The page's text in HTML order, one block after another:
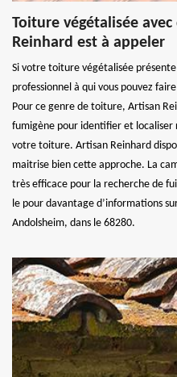
Toiture végétalisée
Reinhard est à appeler
Si votre toiture végétalisée
professionnel à qui vous pouvez
Pour ce genre de toiture, Artisan
fumigène pour identifier et localiser
votre toiture. Artisan Reinhard
maitrise bien cette approche. La
très efficace pour la recherche de
le pour davantage d’informations
Andolsheim, dans le 68280.